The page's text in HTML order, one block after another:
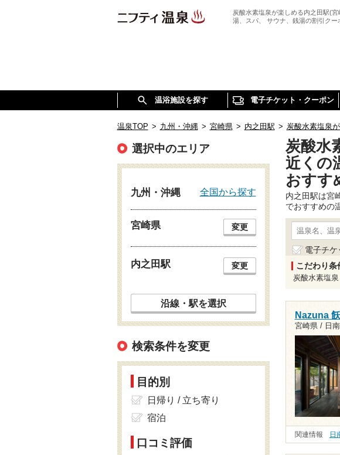
炭酸水素塩泉が楽しめる内之田駅(
湯、スパ、 サウナ、銭湯の割引クー
温浴施設を探す 電子チケット・クーポン
温泉TOP > 九州・沖縄 > 宮崎県 > 内之田駅 > 炭酸水素塩泉
炭酸水
近くの
おすす
内之田駅は宮
でおすすめの
電子チケ
こだわり条
炭酸水素塩泉
Nazuna
宮崎県 / 日
関連情報 日
選択中のエリア
九州・沖縄 全国から探す
宮崎県 変更
内之田駅 変更
沿線・駅を選択
検索条件を変更
目的別
日帰り / 立ち寄り
宿泊
口コミ評価